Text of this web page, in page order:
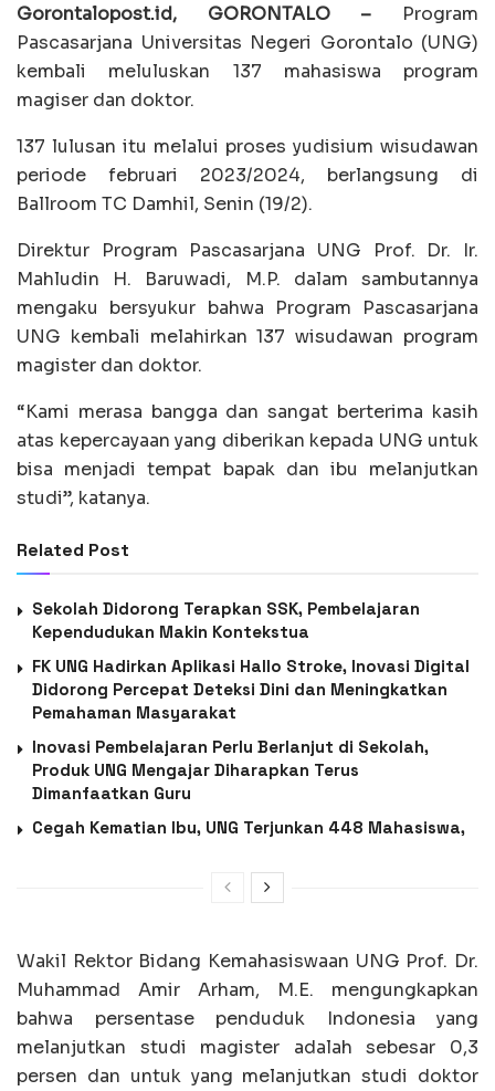
Gorontalopost.id, GORONTALO – Program
Pascasarjana Universitas Negeri Gorontalo (UNG)
kembali meluluskan 137 mahasiswa program
magiser dan doktor.
137 lulusan itu melalui proses yudisium wisudawan
periode februari 2023/2024, berlangsung di
Ballroom TC Damhil, Senin (19/2).
Direktur Program Pascasarjana UNG Prof. Dr. Ir.
Mahludin H. Baruwadi, M.P. dalam sambutannya
mengaku bersyukur bahwa Program Pascasarjana
UNG kembali melahirkan 137 wisudawan program
magister dan doktor.
“Kami merasa bangga dan sangat berterima kasih
atas kepercayaan yang diberikan kepada UNG untuk
bisa menjadi tempat bapak dan ibu melanjutkan
studi”, katanya.
Related Post
Sekolah Didorong Terapkan SSK, Pembelajaran
Kependudukan Makin Kontekstua
FK UNG Hadirkan Aplikasi Hallo Stroke, Inovasi Digital
Didorong Percepat Deteksi Dini dan Meningkatkan
Pemahaman Masyarakat
Inovasi Pembelajaran Perlu Berlanjut di Sekolah,
Produk UNG Mengajar Diharapkan Terus
Dimanfaatkan Guru
Cegah Kematian Ibu, UNG Terjunkan 448 Mahasiswa,
Wakil Rektor Bidang Kemahasiswaan UNG Prof. Dr.
Muhammad Amir Arham, M.E. mengungkapkan
bahwa persentase penduduk Indonesia yang
melanjutkan studi magister adalah sebesar 0,3
persen dan untuk yang melanjutkan studi doktor